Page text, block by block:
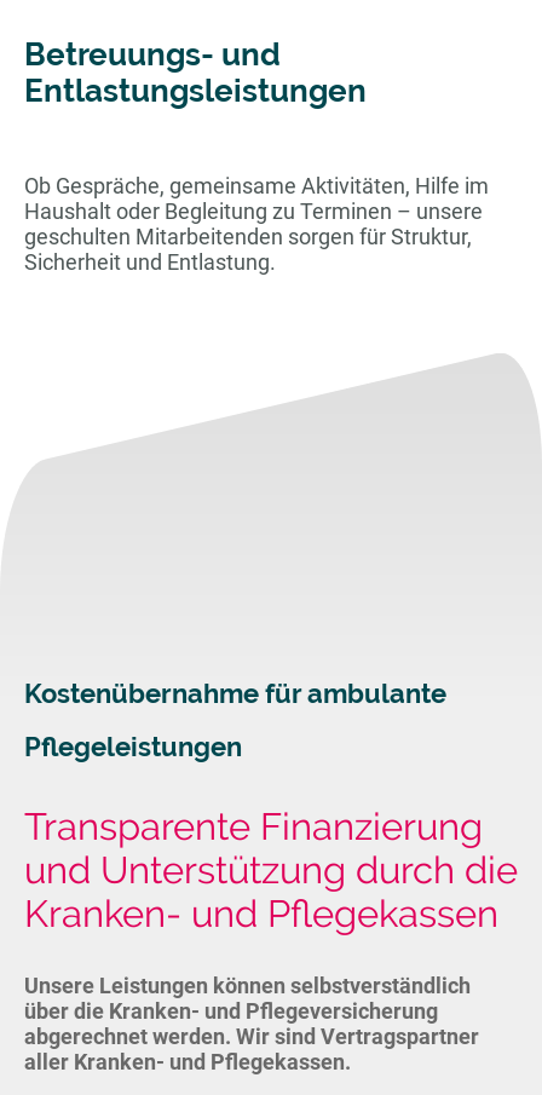
Betreuungs- und
Entlastungsleistungen
Ob Gespräche, gemeinsame Aktivitäten, Hilfe im
Haushalt oder Begleitung zu Terminen – unsere
geschulten Mitarbeitenden sorgen für Struktur,
Sicherheit und Entlastung.
Kostenübernahme für ambulante
Pflegeleistungen
Transparente Finanzierung
und Unterstützung durch die
Kranken- und Pflegekassen
Unsere Leistungen können selbstverständlich
über die Kranken- und Pflegeversicherung
abgerechnet werden. Wir sind Vertragspartner
aller Kranken- und Pflegekassen.